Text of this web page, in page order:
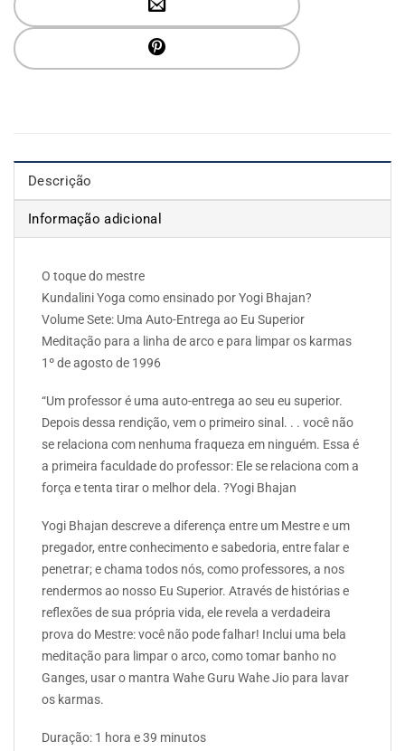
Descrição
Informação adicional
O toque do mestre
Kundalini Yoga como ensinado por Yogi Bhajan?
Volume Sete: Uma Auto-Entrega ao Eu Superior
Meditação para a linha de arco e para limpar os karmas
1º de agosto de 1996
“Um professor é uma auto-entrega ao seu eu superior.
Depois dessa rendição, vem o primeiro sinal. . . você não
se relaciona com nenhuma fraqueza em ninguém. Essa é
a primeira faculdade do professor: Ele se relaciona com a
força e tenta tirar o melhor dela. ?Yogi Bhajan
Yogi Bhajan descreve a diferença entre um Mestre e um
pregador, entre conhecimento e sabedoria, entre falar e
penetrar; e chama todos nós, como professores, a nos
rendermos ao nosso Eu Superior. Através de histórias e
reflexões de sua própria vida, ele revela a verdadeira
prova do Mestre: você não pode falhar! Inclui uma bela
meditação para limpar o arco, como tomar banho no
Ganges, usar o mantra Wahe Guru Wahe Jio para lavar
os karmas.
Duração: 1 hora e 39 minutos